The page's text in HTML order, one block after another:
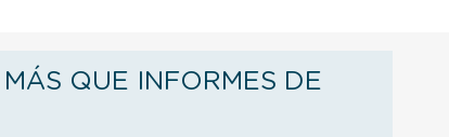
QUE INFORMES DE